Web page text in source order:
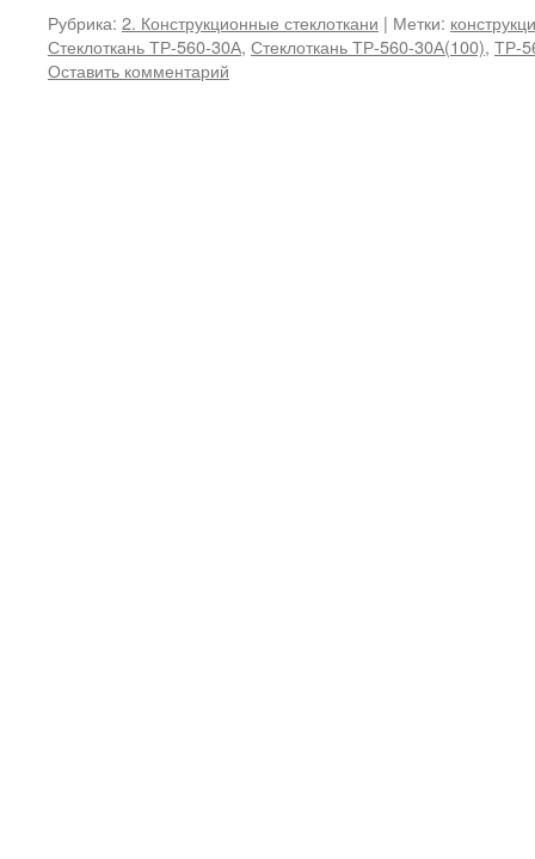
Рубрика: 2. Конструкционные стеклоткани | Метки:
Стеклоткань ТР-560-30А, Стеклоткань ТР-560-30А(100), ТР-
Оставить комментарий